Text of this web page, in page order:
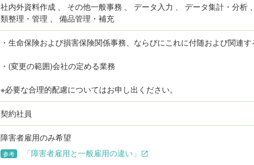
社内外資料作成 、 その他一般事務 、 データ入力 、 データ集計・分析
類整理・管理 、 備品管理・補充
・生命保険および損害保険関係事務、ならびにこれに付随および関連す
・(変更の範囲)会社の定める業務
※必要な合理的配慮についてはお申し出ください。
契約社員
障害者雇用のみ希望
参考 「障害者雇用と一般雇用の違い」